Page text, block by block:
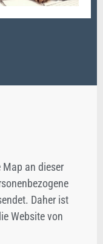
Map an dieser
Daher ist
Website von